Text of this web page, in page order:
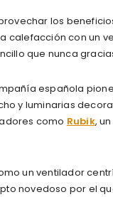
los
calefacción con un
que nunca gracias
española
y luminarias
como Rubik,
un ventilador
novedoso por el